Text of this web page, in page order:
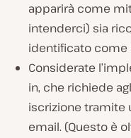
apparirà come
intenderci) sia
identificato come
Considerate
in, che richiede
iscrizione tramite
email. (Questo è